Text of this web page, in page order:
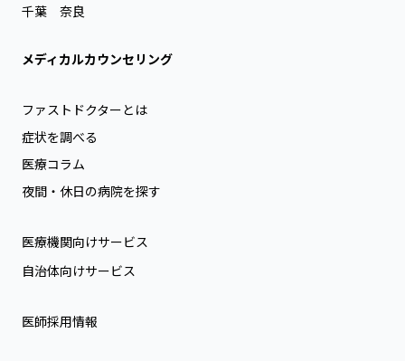
千葉
奈良
メディカルカウンセリング
ファストドクターとは
症状を調べる
医療コラム
夜間・休日の病院を探す
医療機関向けサービス
自治体向けサービス
医師採用情報